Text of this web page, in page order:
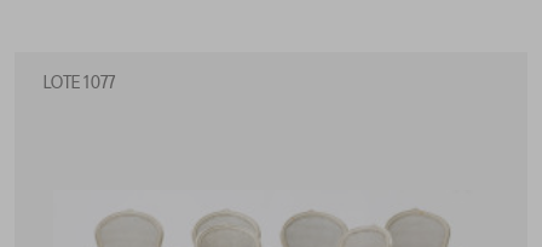
LOTE 1077